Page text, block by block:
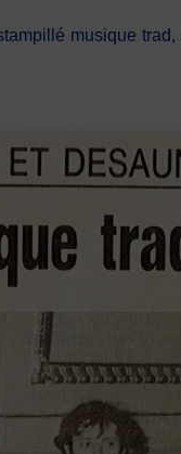
musique